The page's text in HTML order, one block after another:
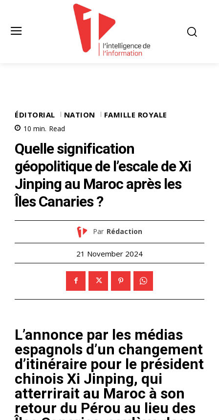
ÉDITORIAL NATION FAMILLE ROYALE
10 min. Read
Quelle signification
géopolitique de l’escale de Xi
Jinping au Maroc après les
Îles Canaries ?
Par Rédaction
21 November 2024
L’annonce par les médias
espagnols d’un changement
d’itinéraire pour le président
chinois Xi Jinping, qui
atterrirait au Maroc à son
retour du Pérou au lieu des